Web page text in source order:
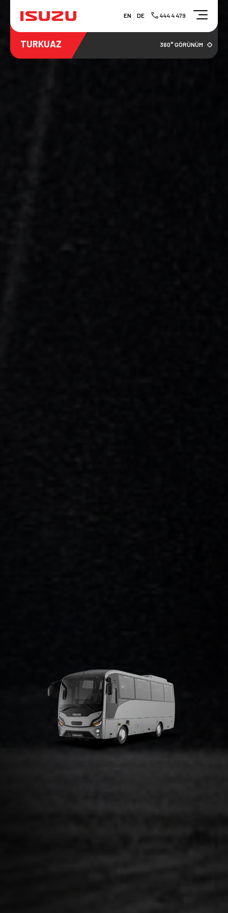
EN DE 444 4 479
TURKUAZ 360° GÖRÜNÜM